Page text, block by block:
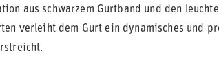
aus schwarzem Gurtband und den
verleiht dem Gurt ein dynamisches und